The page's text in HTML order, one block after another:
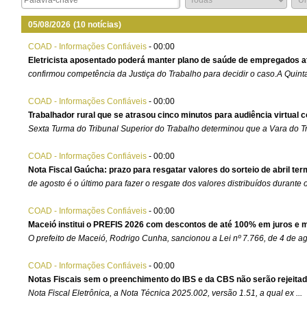
05/08/2026 (10 notícias)
COAD - Informações Confiáveis - 00:00
Eletricista aposentado poderá manter plano de saúde de empregados
confirmou competência da Justiça do Trabalho para decidir o caso.A
COAD - Informações Confiáveis - 00:00
Trabalhador rural que se atrasou cinco minutos para audiência virtual
Sexta Turma do Tribunal Superior do Trabalho determinou que a Vara do
COAD - Informações Confiáveis - 00:00
Nota Fiscal Gaúcha: prazo para resgatar valores do sorteio de abril
de agosto é o último para fazer o resgate dos valores distribuídos durante
COAD - Informações Confiáveis - 00:00
Maceió institui o PREFIS 2026 com descontos de até 100% em juros
O prefeito de Maceió, Rodrigo Cunha, sancionou a Lei nº 7.766, de 4 de
COAD - Informações Confiáveis - 00:00
Notas Fiscais sem o preenchimento do IBS e da CBS não serão
Nota Fiscal Eletrônica, a Nota Técnica 2025.002, versão 1.51, a qual ex ...